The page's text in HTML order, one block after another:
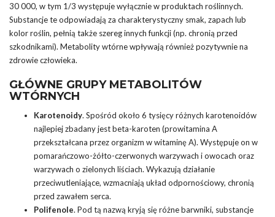
30 000, w tym 1/3 występuje wyłącznie w produktach roślinnych.
Substancje te odpowiadają za charakterystyczny smak, zapach lub
kolor roślin, pełnią także szereg innych funkcji (np. chronią przed
szkodnikami). Metabolity wtórne wpływają również pozytywnie na
zdrowie człowieka.
GŁÓWNE GRUPY METABOLITÓW
WTÓRNYCH
Karotenoidy. Spośród około 6 tysięcy różnych karotenoidów
najlepiej zbadany jest beta-karoten (prowitamina A
przekształcana przez organizm w witaminę A). Występuje on w
pomarańczowo-żółto-czerwonych warzywach i owocach oraz
warzywach o zielonych liściach. Wykazują działanie
przeciwutleniające, wzmacniają układ odpornościowy, chronią
przed zawałem serca.
Polifenole. Pod tą nazwą kryją się różne barwniki, substancje